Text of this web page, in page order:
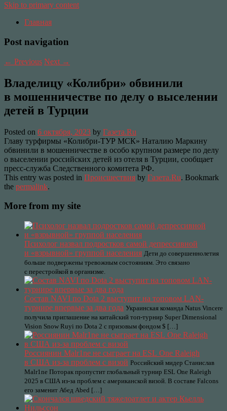
Skip to primary content
Главная
Post navigation
← Previous Next →
Владелицу «Колибри» обвинили
в мошенничестве по делу о выселении
детей в Турции
Posted on 6 октября, 2023 by Газета.Ru
Главу турфирмы «Колибри-ТУР МСК» Наталию Маркину
обвинили в мошенничестве в особо крупном размере по делу
о выселении российских детей из отеля в Турции, сообщает
пресс-служба Следственного комитета РФ.
This entry was posted in Происшествия by Газета.Ru. Bookmark
the permalink.
More from my site
Психолог назвал подростков самой депрессивной
и «взрывной» группой населения Дети до совершеннолетия
больше подвержены тревожным состояниям. Это связано
с перестройкой в организме.
Состав NAVI по Dota 2 выступит на топовом LAN-
турнире впервые за два года Украинская команда Natus Vincere
получила приглашение на китайский топ-турнир Super Dimensional
Vision Snow Ruyi по Dota 2 с призовым фондом $ […]
Россиянин Malr1ne не сыграет на ESL One Raleigh
в США из-за проблем с визой Российский мидер Станислав
Malr1ne Поторак пропустит глобальный турнир ESL One Raleigh
2025 в США из-за проблем с американской визой. В составе Falcons
его заменит Абед Abed […]